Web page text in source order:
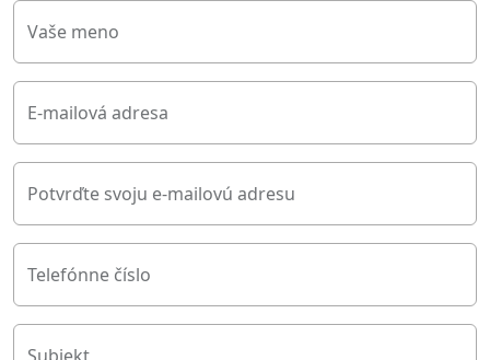
Vaše meno
E-mailová adresa
Potvrďte svoju e-mailovú adresu
Telefónne číslo